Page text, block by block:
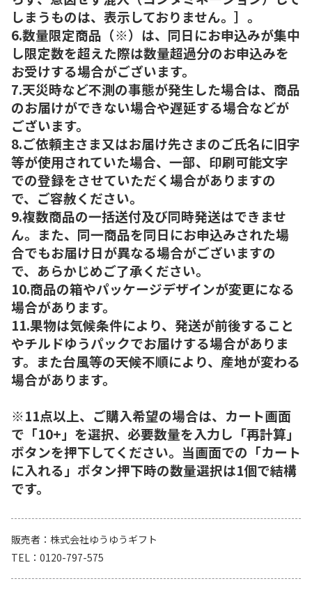
しまうものは、表示しておりません。］。
6.数量限定商品（※）は、同日にお申込みが集中
し限定数を超えた際は数量超過分のお申込みを
お受けする場合がございます。
7.天災時など不測の事態が発生した場合は、商品
のお届けができない場合や遅延する場合などが
ございます。
8.ご依頼主さま又はお届け先さまのご氏名に旧字
等が使用されていた場合、一部、印刷可能文字
での登録をさせていただく場合がありますの
で、ご容赦ください。
9.複数商品の一括送付及び同時発送はできませ
ん。また、同一商品を同日にお申込みされた場
合でもお届け日が異なる場合がございますの
で、あらかじめご了承ください。
10.商品の箱やパッケージデザインが変更になる
場合があります。
11.果物は気候条件により、発送が前後すること
やチルドゆうパックでお届けする場合がありま
す。また台風等の天候不順により、産地が変わる
場合があります。
※11点以上、ご購入希望の場合は、カート画面
で「10+」を選択、必要数量を入力し「再計算」
ボタンを押下してください。当画面での「カート
に入れる」ボタン押下時の数量選択は1個で結構
です。
販売者
株式会社ゆうゆうギフト
TEL
0120-797-575